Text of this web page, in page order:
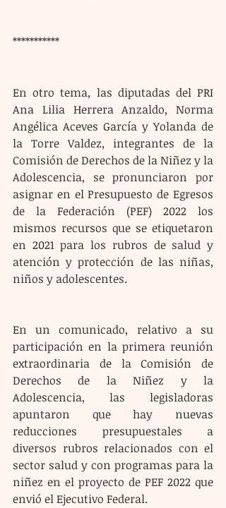
***********
En otro tema, las diputadas del PRI
Ana Lilia Herrera Anzaldo, Norma
Angélica Aceves García y Yolanda de
la Torre Valdez, integrantes de la
Comisión de Derechos de la Niñez y la
Adolescencia, se pronunciaron por
asignar en el Presupuesto de Egresos
de la Federación (PEF) 2022 los
mismos recursos que se etiquetaron
en 2021 para los rubros de salud y
atención y protección de las niñas,
niños y adolescentes.
En un comunicado, relativo a su
participación en la primera reunión
extraordinaria de la Comisión de
Derechos de la Niñez y la
Adolescencia, las legisladoras
apuntaron que hay nuevas
reducciones presupuestales a
diversos rubros relacionados con el
sector salud y con programas para la
niñez en el proyecto de PEF 2022 que
envió el Ejecutivo Federal.